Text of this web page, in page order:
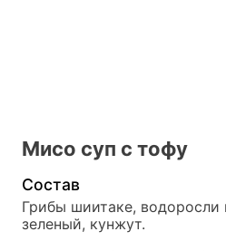
Мисо суп с тофу
Состав
Грибы шиитаке, водоросли
зеленый, кунжут.